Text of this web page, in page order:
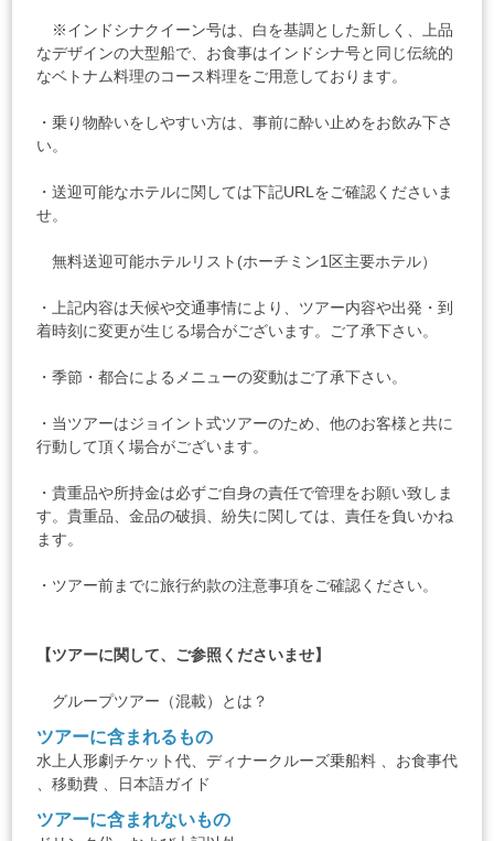
※インドシナクイーン号は、白を基調とした新しく、上品
なデザインの大型船で、お食事はインドシナ号と同じ伝統的
なベトナム料理のコース料理をご用意しております。
・乗り物酔いをしやすい方は、事前に酔い止めをお飲み下さ
い。
・送迎可能なホテルに関しては下記URLをご確認くださいま
せ。
無料送迎可能ホテルリスト(ホーチミン1区主要ホテル）
・上記内容は天候や交通事情により、ツアー内容や出発・到
着時刻に変更が生じる場合がございます。ご了承下さい。
・季節・都合によるメニューの変動はご了承下さい。
・当ツアーはジョイント式ツアーのため、他のお客様と共に
行動して頂く場合がございます。
・貴重品や所持金は必ずご自身の責任で管理をお願い致しま
す。貴重品、金品の破損、紛失に関しては、責任を負いかね
ます。
・ツアー前までに旅行約款の注意事項をご確認ください。
【ツアーに関して、ご参照くださいませ】
グループツアー（混載）とは？
ツアーに含まれるもの
水上人形劇チケット代、ディナークルーズ乗船料 、お食事代
、移動費 、日本語ガイド
ツアーに含まれないもの